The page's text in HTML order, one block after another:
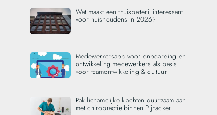
Wat maakt een thuisbatterij interessant
voor huishoudens in 2026?
Medewerkersapp voor onboarding en
ontwikkeling medewerkers als basis
voor teamontwikkeling & cultuur
Pak lichamelijke klachten duurzaam aan
met chiropractie binnen Pijnacker